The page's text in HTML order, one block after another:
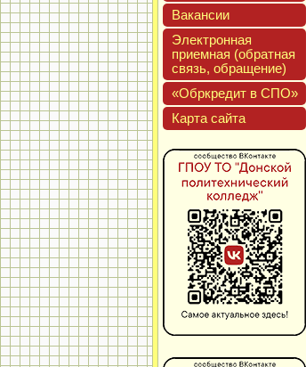
Вакан­сии
Элек­трон­ная
при­ем­ная (об­ратная
связь, об­ра­щение)
«Обркре­дит в СПО»
Кар­та сай­та